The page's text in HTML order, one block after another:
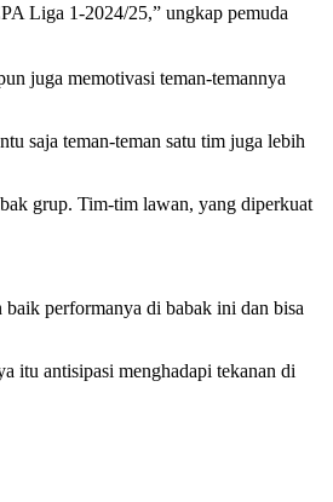
Liga 1-2024/25,” ungkap pemuda
juga memotivasi teman-temannya
saja teman-teman satu tim juga lebih
grup. Tim-tim lawan, yang diperkuat
performanya di babak ini dan bisa
itu antisipasi menghadapi tekanan di